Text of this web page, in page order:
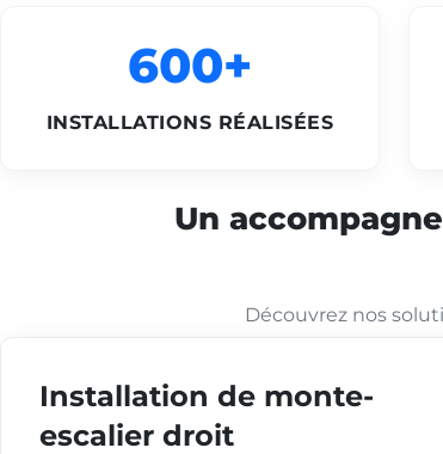
600+
INSTALLATIONS RÉALISÉES
Un
Découvrez nos
Installation de monte-
escalier droit